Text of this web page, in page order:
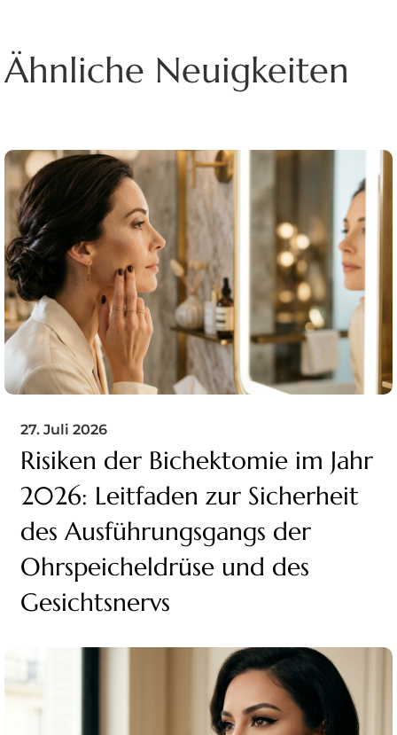
Ähnliche Neuigkeiten
27. Juli 2026
Risiken der Bichektomie im Jahr
2026: Leitfaden zur Sicherheit
des Ausführungsgangs der
Ohrspeicheldrüse und des
Gesichtsnervs